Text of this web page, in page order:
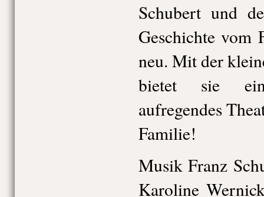
Schubert und
Geschichte vom
neu. Mit der
bietet sie
aufregendes
Familie!
Musik Franz
Karoline